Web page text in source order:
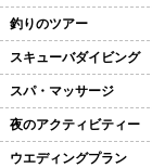
釣りのツアー
スキューバダイビング
スパ・マッサージ
夜のアクティビティー
ウエディングプラン